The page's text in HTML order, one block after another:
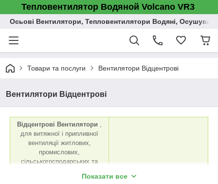
Тепловентилятор Водяной Volcano VR3
Осьові Вентилятори, Тепловентилятори Водяні, Осушувач
Товари та послуги Вентилятори Відцентрові
Вентилятори Відцентрові
Відцентрові Вентилятори ,
для витяжної і припливної
вентиляції житлових,
промислових,
сільськогосподарських та
асортименті відцентровіПоказати все